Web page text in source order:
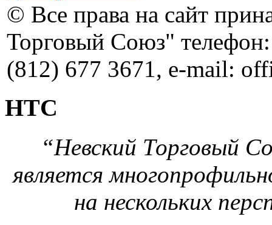
© Все права на сайт
Торговый Союз"
(812) 677 3671, e-mail:
НТС
“Невский Торговый
является
на нескольких